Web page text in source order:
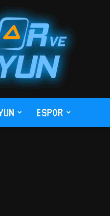
Espor
ESPOR